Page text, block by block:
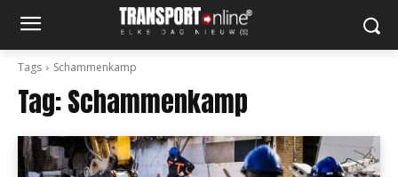
Tags Schammenkamp
Tag:Schammenkamp